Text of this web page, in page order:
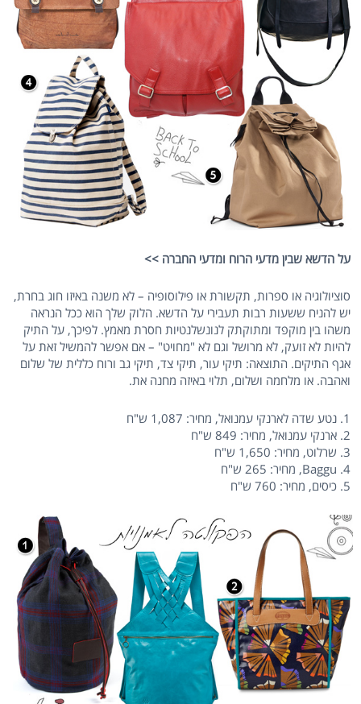
על הדשא שבין מדעי הרוח ומדעי החברה >>
סוציולוגיה או ספרות, תקשורת או פילוסופיה – לא משנה באיזו חוג בחרת,
יש להניח ששעות רבות תעבירי על הדשא. הלוק שלך הוא ככל הנראה
משהו בין מוקפד ומתוקתק לנונשלנטיות חסרת מאמץ. לפיכך, על התיק
להיות לא זועק, לא מרושל וגם לא "מחויט" – אם אפשר להמשיל זאת על
אגף התיקים. התוצאה: תיקי עור, תיקי צד, תיקי גב ורוח כללית של שלום
ואהבה. או מלחמה ושלום, תלוי באיזה מחנה את.
1. נטע שדה לארנקי עמנואל, מחיר: 1,087 ש"ח
2. ארנקי עמנואל, מחיר: 849 ש"ח
3. שרלוט, מחיר: 1,650 ש"ח
4. Baggu, מחיר: 265 ש"ח
5. כיסים, מחיר: 760 ש"ח